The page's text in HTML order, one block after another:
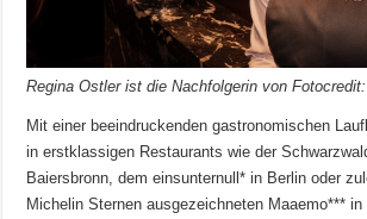
Regina Ostler ist die Nachfolgerin von
Mit einer beeindruckenden gastronomischen
in erstklassigen Restaurants wie der
Baiersbronn, dem einsunternull* in Berlin oder
Michelin Sternen ausgezeichneten Maaemo***